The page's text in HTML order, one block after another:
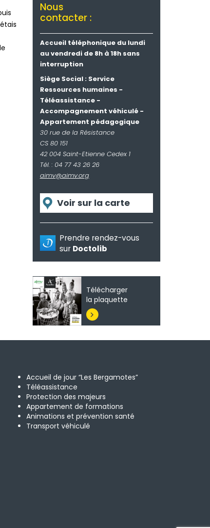
Nous
contacter :
Accueil téléphonique du lundi
au vendredi de 8h à 18h sans
interruption
Siège Social : Service
Ressources humaines -
Téléassistance -
Accompagnement véhiculé -
Appartement pédagogique
30 rue de la Résistance
CS 80 151
42 004 Saint-Etienne Cedex 1
Tél. : 04 77 43 26 26
aimv@aimv.org
Voir sur la carte
Prendre rendez-vous
sur Doctolib
Télécharger
la plaquette

Accueil de jour “Les Bergamotes”
Téléassistance
Protection des majeurs
Appartement de formations
Animations et prévention santé
Transport véhiculé